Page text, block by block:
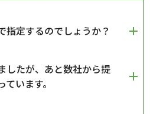
指定するのでしょうか？
したが、あと数社から提
います。